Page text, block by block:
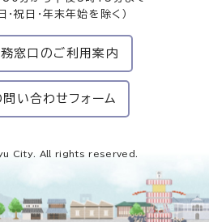
・祝日・年末年始を除く）
窓口のご利用案内
い合わせフォーム
City. All rights reserved.